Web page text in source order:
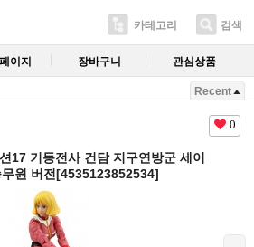
카테고리 검색
이지 장바구니 관심상품
Recent
0
17 기동전사 건담 지구연방군 세이
원 버전[4535123852534]